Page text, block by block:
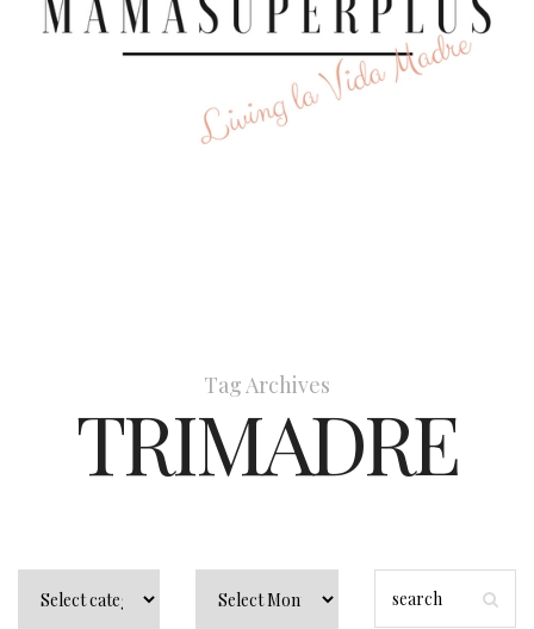
Tag Archives
TRIMADRE